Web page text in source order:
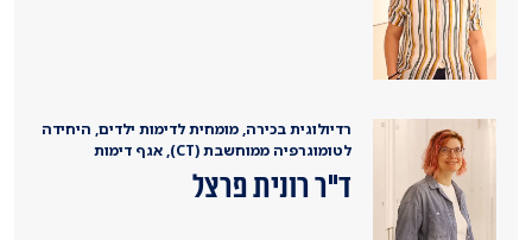
רדיולוגית בכירה, מומחית לדימות ילדים, היחידה
לטומוגרפיה ממוחשבת (CT), אגף דימות
ד"ר רונית פרצל